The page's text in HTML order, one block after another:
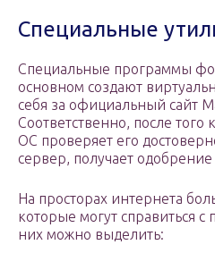
Специальные
Специальные программы
основном создают
себя за официальный сайт
Соответственно, после того
ОС проверяет его
сервер, получает
На просторах интернета
которые могут справиться
них можно выделить: